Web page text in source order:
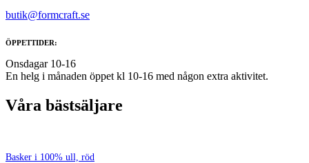
butik@formcraft.se
ÖPPETTIDER:
Onsdagar 10-16
En helg i månaden öppet kl 10-16 med någon extra aktivitet.
Våra bästsäljare
Basker i 100% ull, röd